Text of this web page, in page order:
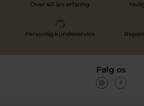
Over 40 års erfaring
Personlig kundeservice
Følg os